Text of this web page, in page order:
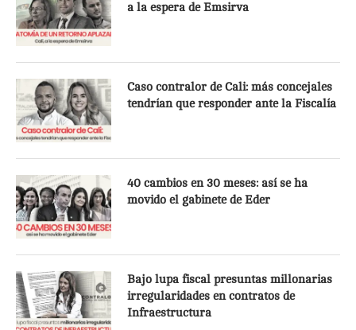
a la espera de Emsirva
Caso contralor de Cali: más concejales
tendrían que responder ante la Fiscalía
40 cambios en 30 meses: así se ha
movido el gabinete de Eder
Bajo lupa fiscal presuntas millonarias
irregularidades en contratos de
Infraestructura